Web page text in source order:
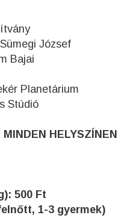
József
Bajai
Planetárium
Stúdió
HELYSZÍNEN
500 Ft
1-3 gyermek)